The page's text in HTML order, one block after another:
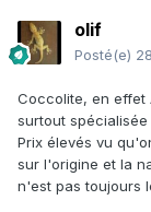
olif
Posté(e)
Coccolite, en effet
surtout
Prix élevés vu
sur l'origine et la
n'est pas toujours